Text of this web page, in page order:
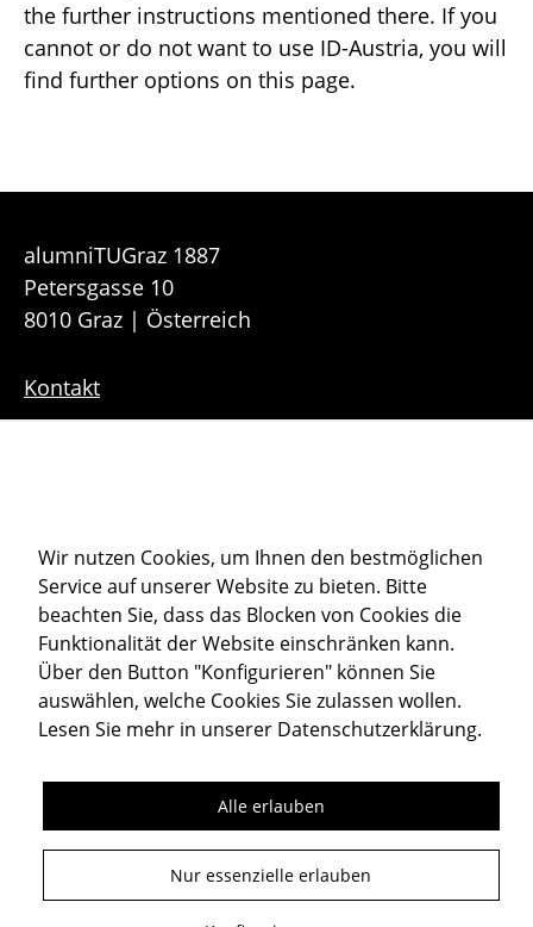
the further instructions mentioned there. If you
cannot or do not want to use ID-Austria, you will
find further options on this page.
alumniTUGraz 1887
Petersgasse 10
8010 Graz | Österreich
Kontakt
Downloads
Cookie-Einstellungen
Datenschutz
Impressum
Member of
Folgen Sie uns
Wir nutzen Cookies, um Ihnen den bestmöglichen
Service auf unserer Website zu bieten. Bitte
beachten Sie, dass das Blocken von Cookies die
Funktionalität der Website einschränken kann.
Über den Button "Konfigurieren" können Sie
auswählen, welche Cookies Sie zulassen wollen.
Lesen Sie mehr in unserer Datenschutzerklärung.
Nur essenzielle erlauben
Alle erlauben